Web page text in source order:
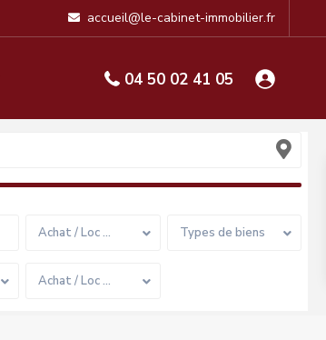
accueil@le-cabinet-immobilier.fr
04 50 02 41 05
Achat / Loc … Types de biens
Achat / Loc …